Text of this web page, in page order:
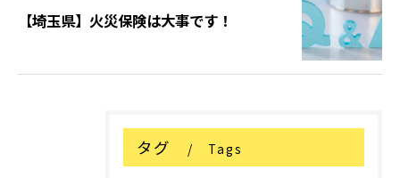
【埼玉県】火災保険は大事です！
タグ Tags